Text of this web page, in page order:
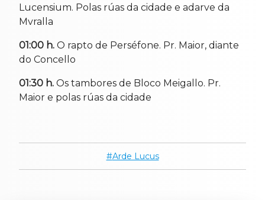
Lucensium. Polas rúas da cidade e adarve da
Mvralla
01:00 h. O rapto de Perséfone. Pr. Maior, diante
do Concello
01:30 h. Os tambores de Bloco Meigallo. Pr.
Maior e polas rúas da cidade
Arde Lucus